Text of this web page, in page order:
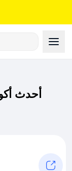
أحدث